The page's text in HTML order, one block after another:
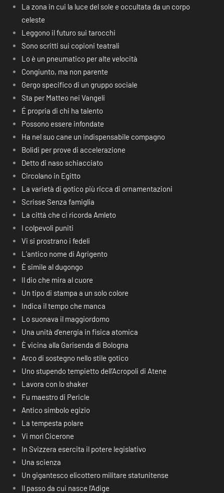
La zona in cui la luce del sole e occultata da un corpo
celeste
Leggono il futuro sui tarocchi
Sono scritti sui copioni teatrali
Lo è un pneumatico per alte velocità
Congiunto, ma non parente
Gergo specifico di un gruppo sociale
Sta per Matteo nei Vangeli
É propria di chi ha talento
Possono essere infondate
Ha nel suo cane un indispensabile compagno
Bolidi per prove di accelerazione
Detto di naso schiacciato
Circolano in Egitto
La varietà di gotico più ricca di ornamentazioni
Scrisse Senza famiglia
La città che ci ricorda Amleto
I colpevoli puniti
Vi si prostrano i fedeli
L’antico nome di Agrigento
È simile al dugongo
Il dio che mira al cuore
Un tipo di stampa a un solo colore
Indica il tempo che manca
Lo suonava il maggiordomo
Una unità d’energia in fisica atomica
È vicina alla Garisenda di Bologna
Arco di sostegno nello stile gotico
Uno stupendo tempietto dell’Acropoli di Atene
Lavora con lo shaker
Fu maestro di Pericle
Antico simbolo egizio
La tempesta polare
Vi morì Cicerone
In Svizzera esercita il potere legislativo
Una scienza
Un gigantesco elicottero militare statunitense
Il passo da cui nasce l’Adige